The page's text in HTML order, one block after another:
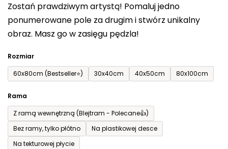
Zostań prawdziwym artystą! Pomaluj jedno
ponumerowane pole za drugim i stwórz unikalny
obraz. Masz go w zasięgu pędzla!
Rozmiar
60x80cm (Bestseller⭐)
30x40cm 40x50cm 80x100cm
Rama
Z ramą wewnętrzną (Blejtram - Polecane👍)
Bez ramy, tylko płótno
Na plastikowej desce
Na tekturowej płycie
na
5
gwiazdek.